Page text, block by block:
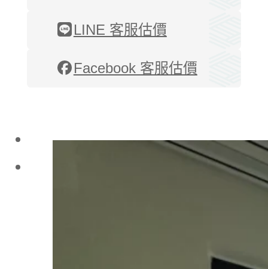
LINE 客服估價
Facebook 客服估價